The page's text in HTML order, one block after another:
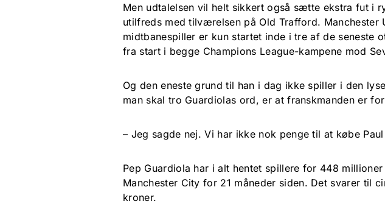
Men udtalelsen vil helt sikkert også sætte ekstra fut i
utilfreds med tilværelsen på Old Trafford. Manchester
midtbanespiller er kun startet inde i tre af de seneste
fra start i begge Champions League-kampene mod
Og den eneste grund til han i dag ikke spiller i den
man skal tro Guardiolas ord, er at franskmanden er
– Jeg sagde nej. Vi har ikke nok penge til at købe
Pep Guardiola har i alt hentet spillere for 448
Manchester City for 21 måneder siden. Det svarer til
kroner.